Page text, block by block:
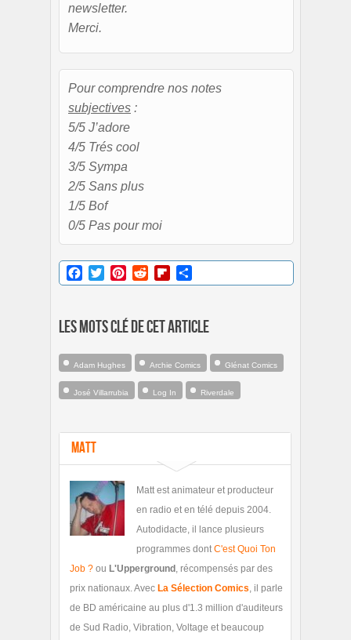
newsletter.
Merci.
Pour comprendre nos notes
subjectives :
5/5 J’adore
4/5 Trés cool
3/5 Sympa
2/5 Sans plus
1/5 Bof
0/5 Pas pour moi
Facebook
TwitterPinterestRedditFlipboard
Les mots clé de cet article
Adam Hughes Archie Comics Glénat Comics
José Villarrubia Log In Riverdale
Matt
Matt est animateur et producteur
en radio et en télé depuis 2004.
Autodidacte, il lance plusieurs
programmes dont C'est Quoi Ton
Job ? ou L'Upperground , récompensés par des
prix nationaux. Avec La Sélection Comics , il parle
de BD américaine au plus d'1.3 million d'auditeurs
de Sud Radio, Vibration, Voltage et beaucoup